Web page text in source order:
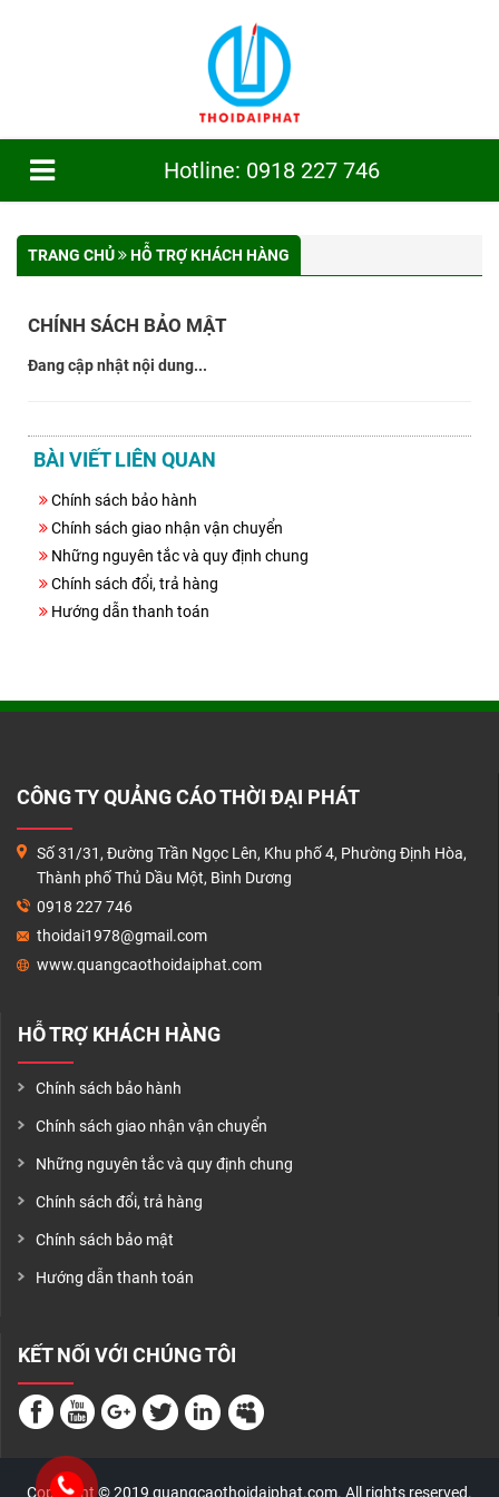
Hotline: 0918 227 746
TRANG CHỦ HỖ TRỢ KHÁCH HÀNG
CHÍNH SÁCH BẢO MẬT
Đang cập nhật nội dung...
BÀI VIẾT LIÊN QUAN
Chính sách bảo hành
Chính sách giao nhận vận chuyển
Những nguyên tắc và quy định chung
Chính sách đổi, trả hàng
Hướng dẫn thanh toán
CÔNG TY QUẢNG CÁO THỜI ĐẠI PHÁT
Số 31/31, Đường Trần Ngọc Lên, Khu phố 4, Phường Định Hòa,
Thành phố Thủ Dầu Một, Bình Dương
0918 227 746
thoidai1978@gmail.com
www.quangcaothoidaiphat.com
HỖ TRỢ KHÁCH HÀNG
Chính sách bảo hành
Chính sách giao nhận vận chuyển
Những nguyên tắc và quy định chung
Chính sách đổi, trả hàng
Chính sách bảo mật
Hướng dẫn thanh toán
KẾT NỐI VỚI CHÚNG TÔI
Copyright © 2019 quangcaothoidaiphat.com. All rights reserved.
TRANG CHỦ
GIỚI THIỆU
CÔNG TRÌNH
TIN TỨC
TUYỂN DỤNG
THANH TOÁN
LIÊN HỆ